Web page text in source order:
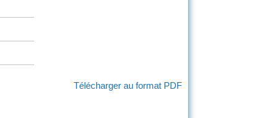
Télécharger au format PDF